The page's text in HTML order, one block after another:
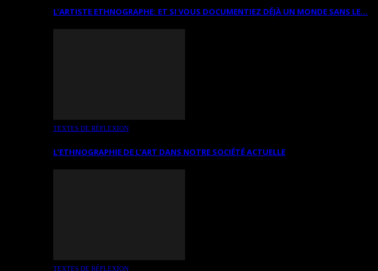
L’ARTISTE ETHNOGRAPHE: ET SI VOUS DOCUMENTIEZ DÉJÀ UN MONDE SANS LE…
TEXTES DE RÉFLEXION
L’ETHNOGRAPHIE DE L’ART DANS NOTRE SOCIÉTÉ ACTUELLE
TEXTES DE RÉFLEXION